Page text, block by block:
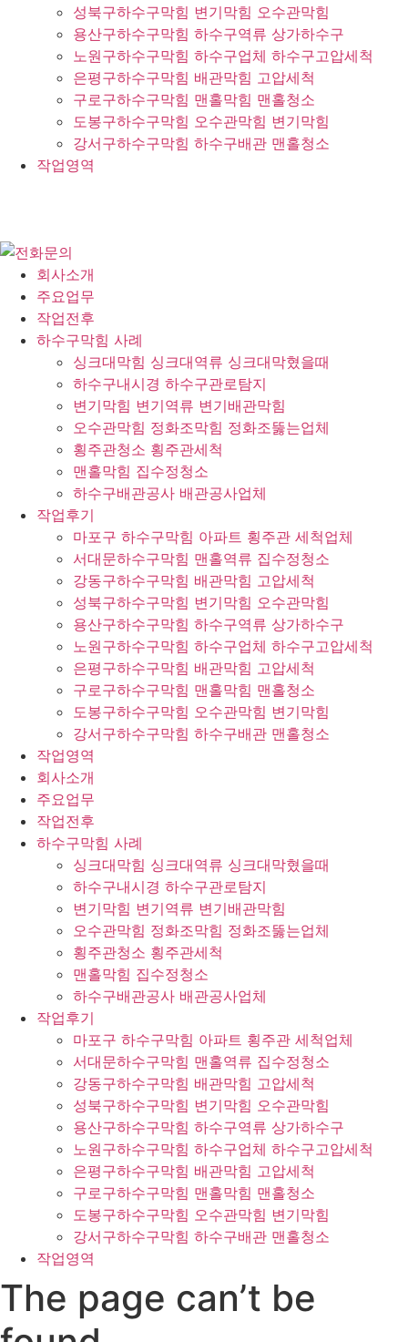
성북구하수구막힘 변기막힘 오수관막힘
용산구하수구막힘 하수구역류 상가하수구
노원구하수구막힘 하수구업체 하수구고압세척
은평구하수구막힘 배관막힘 고압세척
구로구하수구막힘 맨홀막힘 맨홀청소
도봉구하수구막힘 오수관막힘 변기막힘
강서구하수구막힘 하수구배관 맨홀청소
작업영역
회사소개
주요업무
작업전후
하수구막힘 사례
싱크대막힘 싱크대역류 싱크대막혔을때
하수구내시경 하수구관로탐지
변기막힘 변기역류 변기배관막힘
오수관막힘 정화조막힘 정화조뚫는업체
횡주관청소 횡주관세척
맨홀막힘 집수정청소
하수구배관공사 배관공사업체
작업후기
마포구 하수구막힘 아파트 횡주관 세척업체
서대문하수구막힘 맨홀역류 집수정청소
강동구하수구막힘 배관막힘 고압세척
성북구하수구막힘 변기막힘 오수관막힘
용산구하수구막힘 하수구역류 상가하수구
노원구하수구막힘 하수구업체 하수구고압세척
은평구하수구막힘 배관막힘 고압세척
구로구하수구막힘 맨홀막힘 맨홀청소
도봉구하수구막힘 오수관막힘 변기막힘
강서구하수구막힘 하수구배관 맨홀청소
작업영역
회사소개
주요업무
작업전후
하수구막힘 사례
싱크대막힘 싱크대역류 싱크대막혔을때
하수구내시경 하수구관로탐지
변기막힘 변기역류 변기배관막힘
오수관막힘 정화조막힘 정화조뚫는업체
횡주관청소 횡주관세척
맨홀막힘 집수정청소
하수구배관공사 배관공사업체
작업후기
마포구 하수구막힘 아파트 횡주관 세척업체
서대문하수구막힘 맨홀역류 집수정청소
강동구하수구막힘 배관막힘 고압세척
성북구하수구막힘 변기막힘 오수관막힘
용산구하수구막힘 하수구역류 상가하수구
노원구하수구막힘 하수구업체 하수구고압세척
은평구하수구막힘 배관막힘 고압세척
구로구하수구막힘 맨홀막힘 맨홀청소
도봉구하수구막힘 오수관막힘 변기막힘
강서구하수구막힘 하수구배관 맨홀청소
작업영역
The page can’t be